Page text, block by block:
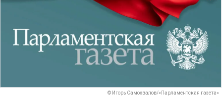
© Игорь Самохвалов/«Парламентская газета»